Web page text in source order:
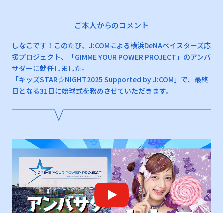
ご本人からのコメント
しなこです！このたび、J:COMによる横浜DeNAベイスターズ応
援プロジェクト、「GIMME YOUR POWER PROJECT」のアンバ
サダーに就任しました。
「キッズSTAR☆NIGHT2025 Supported by J:COM」で、最終
日となる31日に始球式を務めさせていただきます。